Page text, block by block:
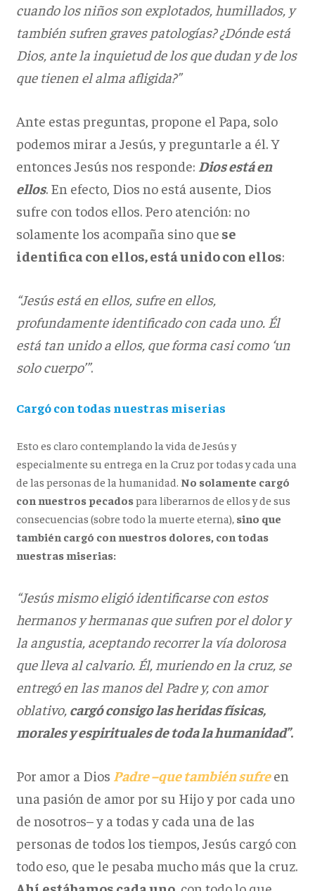
cuando los niños son explotados, humillados, y
también sufren graves patologías? ¿Dónde está
Dios, ante la inquietud de los que dudan y de los
que tienen el alma afligida?”
Ante estas preguntas, propone el Papa, solo
podemos mirar a Jesús, y preguntarle a él. Y
entonces Jesús nos responde: Dios está en
ellos. En efecto, Dios no está ausente, Dios
sufre con todos ellos. Pero atención: no
solamente los acompaña sino que se
identifica con ellos, está unido con ellos:
“Jesús está en ellos, sufre en ellos,
profundamente identificado con cada uno. Él
está tan unido a ellos, que forma casi como ‘un
solo cuerpo’”.
Cargó con todas nuestras miserias
Esto es claro contemplando la vida de Jesús y
especialmente su entrega en la Cruz por todas y cada una
de las personas de la humanidad. No solamente cargó
con nuestros pecadospara liberarnos de ellos y de sus
consecuencias (sobre todo la muerte eterna),sino que
también cargó con nuestros dolores, con todas
nuestras miserias:
“Jesús mismo eligió identificarse con estos
hermanos y hermanas que sufren por el dolor y
la angustia, aceptando recorrer la vía dolorosa
que lleva al calvario. Él, muriendo en la cruz, se
entregó en las manos del Padre y, con amor
oblativo, cargó consigo las heridas físicas,
morales y espirituales de toda la humanidad”.
Por amor a Dios Padre –que también sufreen
una pasión de amor por su Hijo y por cada uno
de nosotros– y a todas y cada una de las
personas de todos los tiempos, Jesús cargó con
todo eso, que le pesaba mucho más que la cruz.